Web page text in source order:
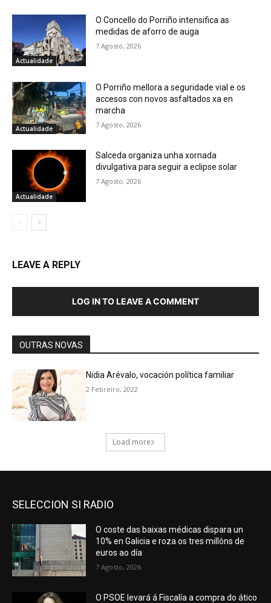
SELECCION SI RADIO
O coste das baixas médicas dispara un
10% en Galicia e roza os tres millóns de
euros ao día
7 Agosto, 2026
O PSOE levará á Fiscalía a compra do ático